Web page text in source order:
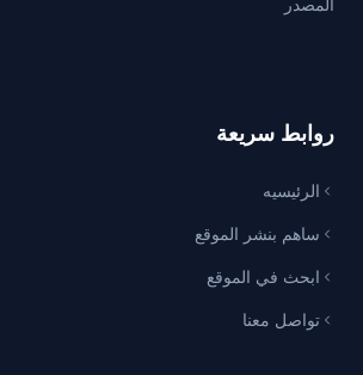
المصدر
روابط سريعة
الرئيسيه
ساهم بنشر الموقع
ابحث في الموقع
تواصل معنا